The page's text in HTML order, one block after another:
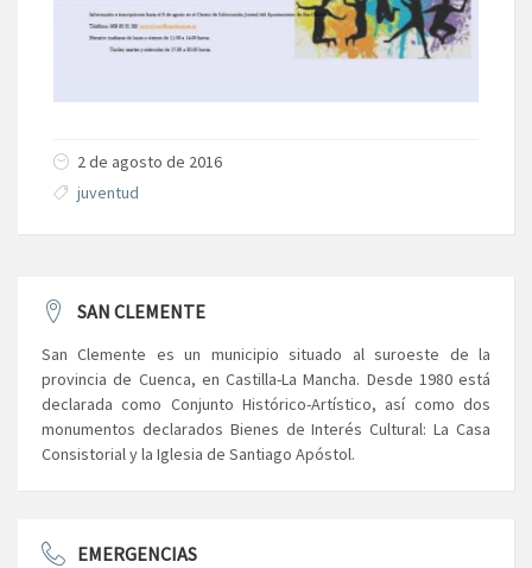
2 de agosto de 2016
juventud
SAN CLEMENTE
San Clemente es un municipio situado al suroeste de la
provincia de Cuenca, en Castilla-La Mancha. Desde 1980 está
declarada como Conjunto Histórico-Artístico, así como dos
monumentos declarados Bienes de Interés Cultural: La Casa
Consistorial y la Iglesia de Santiago Apóstol.
EMERGENCIAS